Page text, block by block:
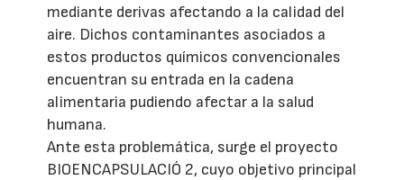
mediante derivas afectando a la calidad del
aire. Dichos contaminantes asociados a
estos productos químicos convencionales
encuentran su entrada en la cadena
alimentaria pudiendo afectar a la salud
humana.
Ante esta problemática, surge el proyecto
BIOENCAPSULACIÓ 2, cuyo objetivo principal